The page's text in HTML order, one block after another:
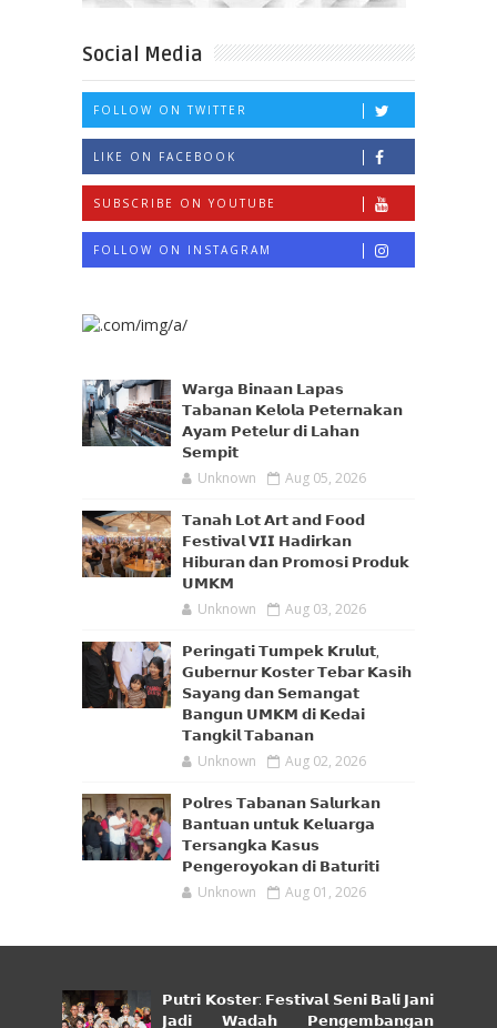
Social Media
FOLLOW ON TWITTER
LIKE ON FACEBOOK
SUBSCRIBE ON YOUTUBE
FOLLOW ON INSTAGRAM
𝗪𝗮𝗿𝗴𝗮 𝗕𝗶𝗻𝗮𝗮𝗻 𝗟𝗮𝗽𝗮𝘀
𝗧𝗮𝗯𝗮𝗻𝗮𝗻 𝗞𝗲𝗹𝗼𝗹𝗮 𝗣𝗲𝘁𝗲𝗿𝗻𝗮𝗸𝗮𝗻
𝗔𝘆𝗮𝗺 𝗣𝗲𝘁𝗲𝗹𝘂𝗿 𝗱𝗶 𝗟𝗮𝗵𝗮𝗻
𝗦𝗲𝗺𝗽𝗶𝘁
Unknown Aug 05, 2026
𝗧𝗮𝗻𝗮𝗵 𝗟𝗼𝘁 𝗔𝗿𝘁 𝗮𝗻𝗱 𝗙𝗼𝗼𝗱
𝗙𝗲𝘀𝘁𝗶𝘃𝗮𝗹 𝗩𝗜𝗜 𝗛𝗮𝗱𝗶𝗿𝗸𝗮𝗻
𝗛𝗶𝗯𝘂𝗿𝗮𝗻 𝗱𝗮𝗻 𝗣𝗿𝗼𝗺𝗼𝘀𝗶 𝗣𝗿𝗼𝗱𝘂𝗸
𝗨𝗠𝗞𝗠
Unknown Aug 03, 2026
𝗣𝗲𝗿𝗶𝗻𝗴𝗮𝘁𝗶 𝗧𝘂𝗺𝗽𝗲𝗸 𝗞𝗿𝘂𝗹𝘂𝘁,
𝗚𝘂𝗯𝗲𝗿𝗻𝘂𝗿 𝗞𝗼𝘀𝘁𝗲𝗿 𝗧𝗲𝗯𝗮𝗿 𝗞𝗮𝘀𝗶𝗵
𝗦𝗮𝘆𝗮𝗻𝗴 𝗱𝗮𝗻 𝗦𝗲𝗺𝗮𝗻𝗴𝗮𝘁
𝗕𝗮𝗻𝗴𝘂𝗻 𝗨𝗠𝗞𝗠 𝗱𝗶 𝗞𝗲𝗱𝗮𝗶
𝗧𝗮𝗻𝗴𝗸𝗶𝗹 𝗧𝗮𝗯𝗮𝗻𝗮𝗻
Unknown Aug 02, 2026
𝗣𝗼𝗹𝗿𝗲𝘀 𝗧𝗮𝗯𝗮𝗻𝗮𝗻 𝗦𝗮𝗹𝘂𝗿𝗸𝗮𝗻
𝗕𝗮𝗻𝘁𝘂𝗮𝗻 𝘂𝗻𝘁𝘂𝗸 𝗞𝗲𝗹𝘂𝗮𝗿𝗴𝗮
𝗧𝗲𝗿𝘀𝗮𝗻𝗴𝗸𝗮 𝗞𝗮𝘀𝘂𝘀
𝗣𝗲𝗻𝗴𝗲𝗿𝗼𝘆𝗼𝗸𝗮𝗻 𝗱𝗶 𝗕𝗮𝘁𝘂𝗿𝗶𝘁𝗶
Unknown Aug 01, 2026
𝗣𝘂𝘁𝗿𝗶 𝗞𝗼𝘀𝘁𝗲𝗿: 𝗙𝗲𝘀𝘁𝗶𝘃𝗮𝗹 𝗦𝗲𝗻𝗶 𝗕𝗮𝗹𝗶 𝗝𝗮𝗻𝗶
𝗝𝗮𝗱𝗶 𝗪𝗮𝗱𝗮𝗵 𝗣𝗲𝗻𝗴𝗲𝗺𝗯𝗮𝗻𝗴𝗮𝗻